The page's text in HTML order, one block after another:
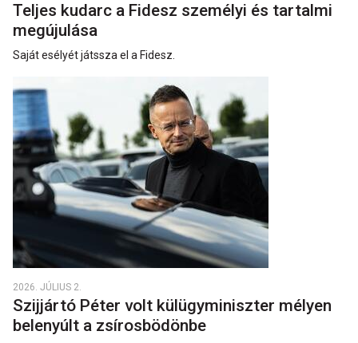
Teljes kudarc a Fidesz személyi és tartalmi
megújulása
Saját esélyét játssza el a Fidesz.
2026. JÚLIUS 2.
Szijjártó Péter volt külügyminiszter mélyen
belenyúlt a zsírosbödönbe